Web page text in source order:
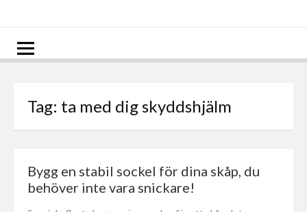
Tag: ta med dig skyddshjälm
Bygg en stabil sockel för dina skåp, du
behöver inte vara snickare!